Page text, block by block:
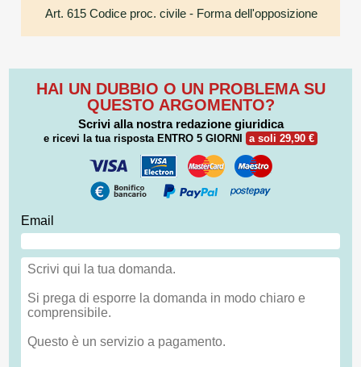
Art. 615 Codice proc. civile - Forma dell'opposizione
HAI UN DUBBIO O UN PROBLEMA SU
QUESTO ARGOMENTO?
Scrivi alla nostra redazione giuridica
e ricevi la tua risposta ENTRO 5 GIORNI a soli 29,90 €
Email